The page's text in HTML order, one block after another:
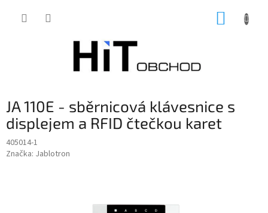
JA 110E - sběrnicová klávesnice s
displejem a RFID čtečkou karet
405014-1
Značka: Jablotron